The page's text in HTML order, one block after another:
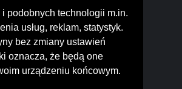
podobnych technologii m.in.
usług, reklam, statystyk.
bez zmiany ustawień
oznacza, że będą one
urządzeniu końcowym.
commerce